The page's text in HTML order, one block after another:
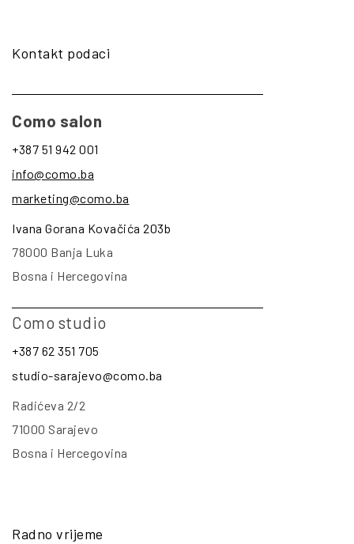
Kontakt podaci
Como salon
+387 51 942 001
info@como.ba
marketing@como.ba
Ivana Gorana Kovačića 203b
78000 Banja Luka
Bosna i Hercegovina
Como studio
+387 62 351 705
studio-sarajevo@como.ba
Radićeva 2/2
71000 Sarajevo
Bosna i Hercegovina
Radno vrijeme